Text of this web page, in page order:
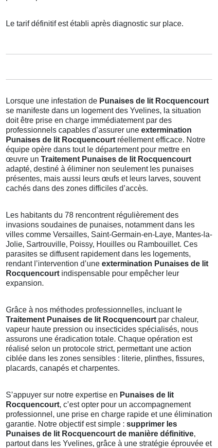
Le tarif définitif est établi après diagnostic sur place.
Lorsque une infestation de Punaises de lit Rocquencourt
se manifeste dans un logement des Yvelines, la situation
doit être prise en charge immédiatement par des
professionnels capables d’assurer une extermination
Punaises de lit Rocquencourt réellement efficace. Notre
équipe opère dans tout le département pour mettre en
œuvre un Traitement Punaises de lit Rocquencourt
adapté, destiné à éliminer non seulement les punaises
présentes, mais aussi leurs œufs et leurs larves, souvent
cachés dans des zones difficiles d’accès.
Les habitants du 78 rencontrent régulièrement des
invasions soudaines de punaises, notamment dans les
villes comme Versailles, Saint-Germain-en-Laye, Mantes-la-
Jolie, Sartrouville, Poissy, Houilles ou Rambouillet. Ces
parasites se diffusent rapidement dans les logements,
rendant l’intervention d’une extermination Punaises de lit
Rocquencourt indispensable pour empêcher leur
expansion.
Grâce à nos méthodes professionnelles, incluant le
Traitement Punaises de lit Rocquencourt par chaleur,
vapeur haute pression ou insecticides spécialisés, nous
assurons une éradication totale. Chaque opération est
réalisé selon un protocole strict, permettant une action
ciblée dans les zones sensibles : literie, plinthes, fissures,
placards, canapés et charpentes.
S’appuyer sur notre expertise en Punaises de lit
Rocquencourt, c’est opter pour un accompagnement
professionnel, une prise en charge rapide et une élimination
garantie. Notre objectif est simple : supprimer les
Punaises de lit Rocquencourt de manière définitive,
partout dans les Yvelines, grâce à une stratégie éprouvée et